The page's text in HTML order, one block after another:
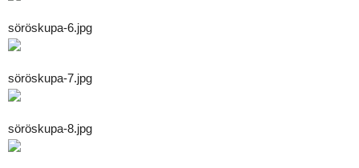
söröskupa-6.jpg
söröskupa-7.jpg
söröskupa-8.jpg